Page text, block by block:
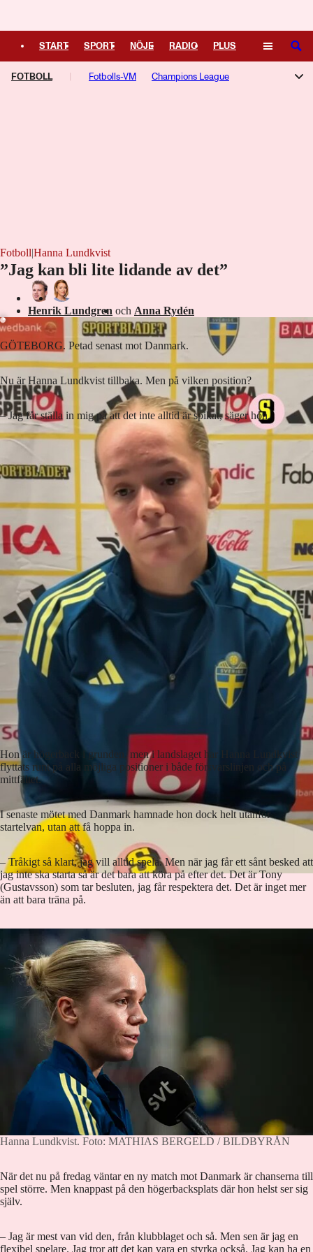
START SPORT NÖJE RADIO PLUS
TIPSA TV KULTUR LEDARE
SÖK
FOTBOLL Fotbolls-VM Champions League
Fotboll|Hanna Lundkvist
”Jag kan bli lite lidande av det”
Henrik Lundgren och Anna Rydén
GÖTEBORG. Petad senast mot Danmark.
Nu är Hanna Lundkvist tillbaka. Men på vilken position?
– Jag får ställa in mig på att det inte alltid är spikat, säger hon.
Lyssna på artikeln
3 min
Hon är högerback i grunden, men i landslaget har Hanna Lundkvist
flyttats runt på alla möjliga positioner i både försvarslinjen och på
mittfältet.
I senaste mötet med Danmark hamnade hon dock helt utanför
startelvan, utan att få hoppa in.
– Tråkigt så klart, jag vill alltid spela. Men när jag får ett sånt besked att
jag inte ska starta så är det bara att köra på efter det. Det är Tony
(Gustavsson) som tar besluten, jag får respektera det. Det är inget mer
än att bara träna på.
Hanna Lundkvist. Foto: MATHIAS BERGELD / BILDBYRÅN
När det nu på fredag väntar en ny match mot Danmark är chanserna till
spel större. Men knappast på den högerbacksplats där hon helst ser sig
själv.
– Jag är mest van vid den, från klubblaget och så. Men sen är jag en
flexibel spelare. Jag tror att det kan vara en styrka också. Jag kan ha en